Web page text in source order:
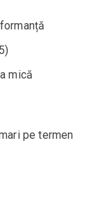
mică
pe termen